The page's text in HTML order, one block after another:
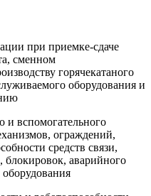
при приемке-сдаче
сменном
горячекатаного
оборудования и
и вспомогательного
ограждений,
средств связи,
блокировок, аварийного